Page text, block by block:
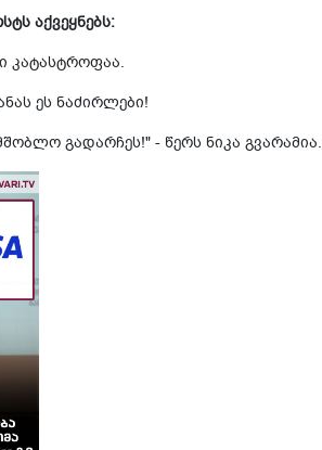
აქვეყნებს:
კატასტროფაა.
ეს ნაძირლები!
გადარჩეს!" - წერს ნიკა გვარამია.